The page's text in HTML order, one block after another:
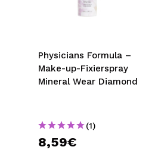
Physicians Formula –
Make-up-Fixierspray
Mineral Wear Diamond
(1)
8,59€